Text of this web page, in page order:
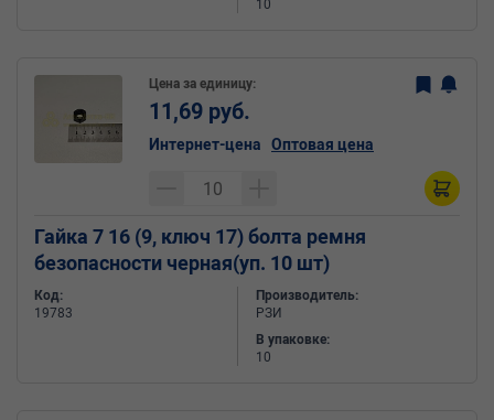
10
Гайка 7 16 (9, ключ 17) болта ремня
безопасности черная(уп. 10 шт)
Код:
19783
Производитель:
РЗИ
В упаковке:
10
Цена за единицу:
11,69 руб.
Интернет-цена Оптовая цена